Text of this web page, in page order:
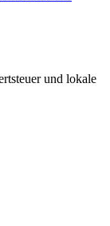
und lokale